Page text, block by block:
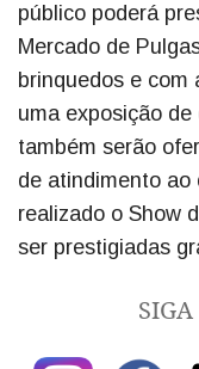
público poderá
Mercado de
brinquedos e
uma exposição
também serão
de atindimento ao
realizado o Show
ser prestigiadas